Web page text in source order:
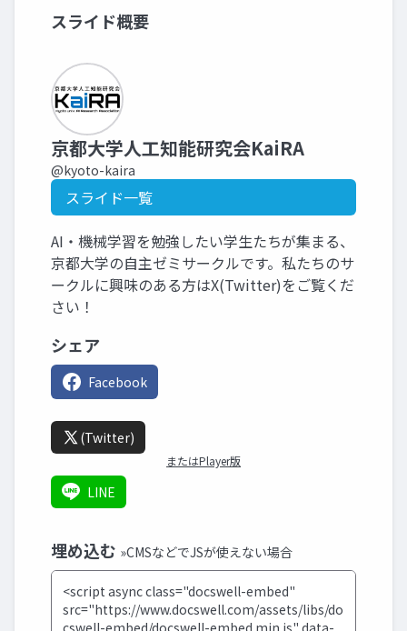
スライド概要
京都大学人工知能研究会KaiRA
@kyoto-kaira
スライド一覧
AI・機械学習を勉強したい学生たちが集まる、
京都大学の自主ゼミサークルです。私たちのサ
ークルに興味のある方はX(Twitter)をご覧くだ
さい！
シェア
Facebook
(Twitter)
またはPlayer版
LINE
埋め込む »CMSなどでJSが使えない場合